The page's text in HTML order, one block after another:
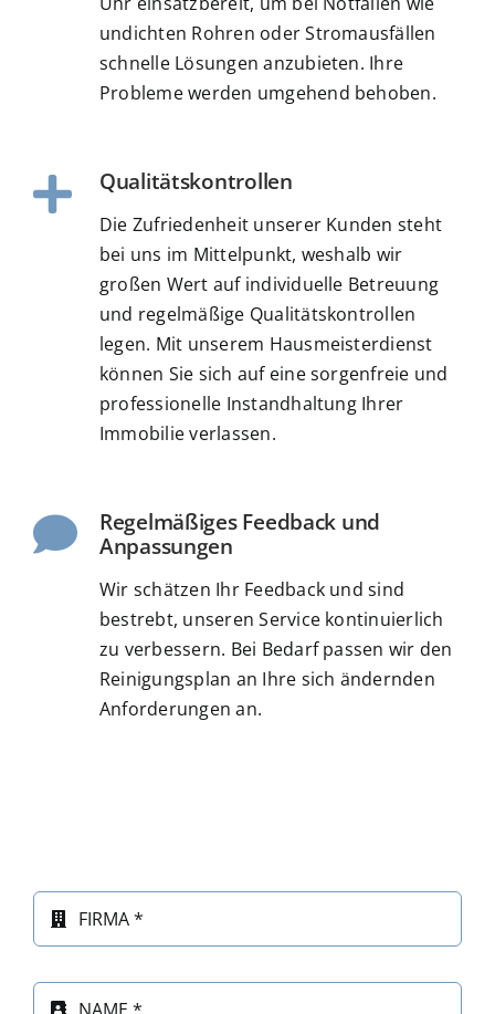
undichten Rohren oder Stromausfällen
schnelle Lösungen anzubieten. Ihre
Probleme werden umgehend behoben.
Qualitätskontrollen
Die Zufriedenheit unserer Kunden steht
bei uns im Mittelpunkt, weshalb wir
großen Wert auf individuelle Betreuung
und regelmäßige Qualitätskontrollen
legen. Mit unserem Hausmeisterdienst
können Sie sich auf eine sorgenfreie und
professionelle Instandhaltung Ihrer
Immobilie verlassen.
Regelmäßiges Feedback und
Anpassungen
Wir schätzen Ihr Feedback und sind
bestrebt, unseren Service kontinuierlich
zu verbessern. Bei Bedarf passen wir den
Reinigungsplan an Ihre sich ändernden
Anforderungen an.